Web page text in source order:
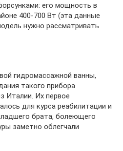
его мощность в
400-700 Вт (эта данные
нужно рассматривать
гидромассажной ванны,
такого прибора
Италии. Их первое
для курса реабилитации и
брата, болеющего
заметно облегчали